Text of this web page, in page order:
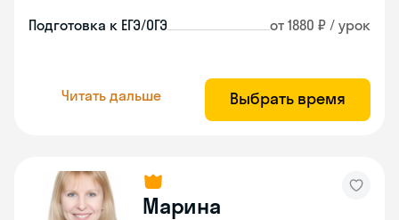
Подготовка к ЕГЭ/ОГЭ от 1880 ₽ / урок
Читать дальше Выбрать время
Марина